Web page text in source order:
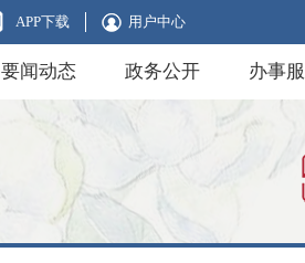
APP下载 用户中心
要闻动态 政务公开 办事